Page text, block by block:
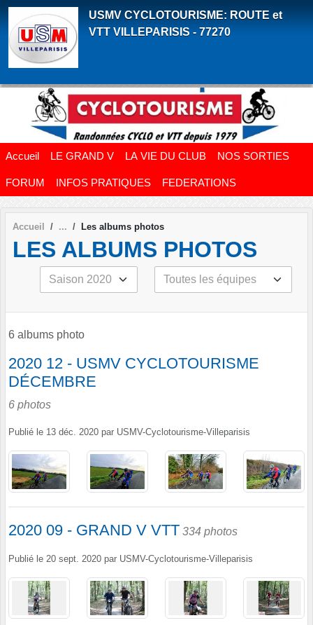
USMV CYCLOTOURISME: ROUTE et
VTT VILLEPARISIS - 77270
Accueil LE GRAND V LA VIE DU CLUB NOS SORTIES
FORUM INFOS PRATIQUES FEDERATIONS
Accueil Les albums photos
LES ALBUMS PHOTOS
6 albums photo
2020 12 - USMV CYCLOTOURISME
DÉCEMBRE
6 photos
Publié le 13 déc. 2020 par USMV-Cyclotourisme-Villeparisis
2020 09 - GRAND V VTT 334 photos
Publié le 20 sept. 2020 par USMV-Cyclotourisme-Villeparisis
Panneau de gestion des cookies